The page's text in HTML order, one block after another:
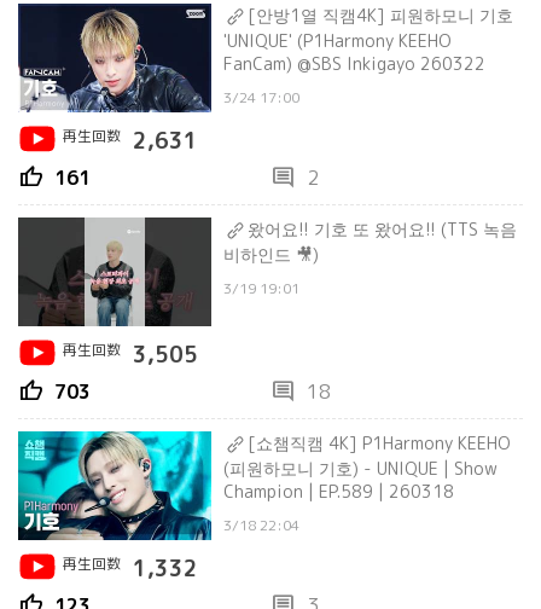
[안방1열 직캠4K] 피원하모니 기호
'UNIQUE' (P1Harmony KEEHO
FanCam) @SBS Inkigayo 260322
3/24 17:00
再生回数
2,631
thumb_up 161 comment 2
왔어요!! 기호 또 왔어요!! (TTS 녹음
비하인드 🎥)
3/19 19:01
再生回数 3,505
thumb_up 703 comment 18
[쇼챔직캠 4K] P1Harmony KEEHO
(피원하모니 기호) - UNIQUE | Show
Champion | EP.589 | 260318
3/18 22:04
再生回数
1,332